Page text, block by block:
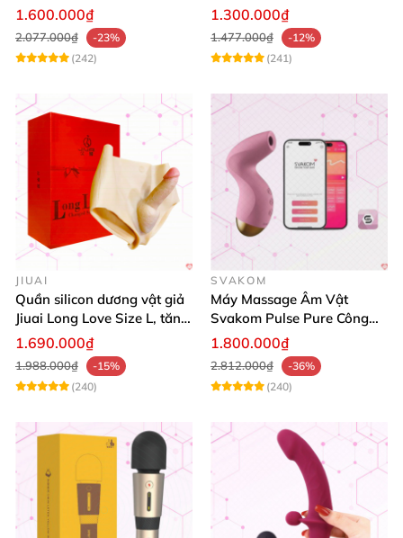
khiển App an toàn
1.600.000₫
2.077.000₫
-23%
(242)
App siêu kích thích
1.300.000₫
1.477.000₫
-12%
(241)
JIUAI
Quần silicon dương vật giả
Jiuai Long Love Size L, tăng
khoái cảm, giá tốt
1.690.000₫
1.988.000₫
-15%
(240)
SVAKOM
Máy Massage Âm Vật
Svakom Pulse Pure Công
Nghệ Sóng Âm Hút Mạnh
1.800.000₫
2.812.000₫
-36%
(240)